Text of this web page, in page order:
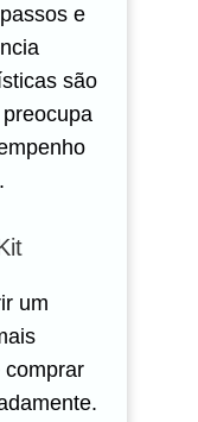
e
são
um
comprar